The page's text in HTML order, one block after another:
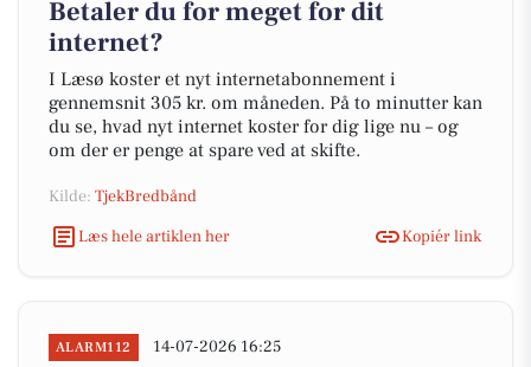
Betaler du for meget for dit
internet?
I Læsø koster et nyt internetabonnement i
gennemsnit 305 kr. om måneden. På to minutter kan
du se, hvad nyt internet koster for dig lige nu – og
om der er penge at spare ved at skifte.
Kilde: TjekBredbånd
Læs hele artiklen her
Kopiér link
ALARM112 14-07-2026 16:25